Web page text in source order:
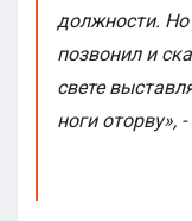
должности.
позвонил и
свете
ноги оторву»,